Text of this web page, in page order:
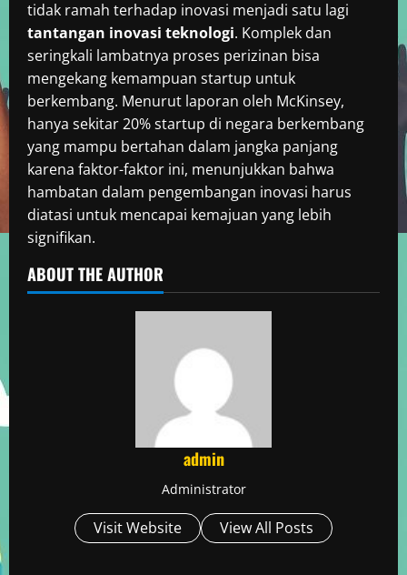
tidak ramah terhadap inovasi menjadi satu lagi
tantangan inovasi teknologi. Komplek dan
seringkali lambatnya proses perizinan bisa
mengekang kemampuan startup untuk
berkembang. Menurut laporan oleh McKinsey,
hanya sekitar 20% startup di negara berkembang
yang mampu bertahan dalam jangka panjang
karena faktor-faktor ini, menunjukkan bahwa
hambatan dalam pengembangan inovasi harus
diatasi untuk mencapai kemajuan yang lebih
signifikan.
ABOUT THE AUTHOR
admin
Administrator
Visit Website View All Posts